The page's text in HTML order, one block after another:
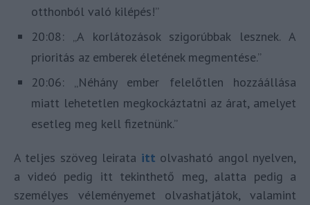
otthonból való kilépés!”
20:08: „A korlátozások szigorúbbak lesznek. A
prioritás az emberek életének megmentése.”
20:06: „Néhány ember felelőtlen hozzáállása
miatt lehetetlen megkockáztatni az árat, amelyet
esetleg meg kell fizetnünk.”
A teljes szöveg leirata itt olvasható angol nyelven,
a videó pedig itt tekinthető meg, alatta pedig a
személyes véleményemet olvashatjátok, valamint